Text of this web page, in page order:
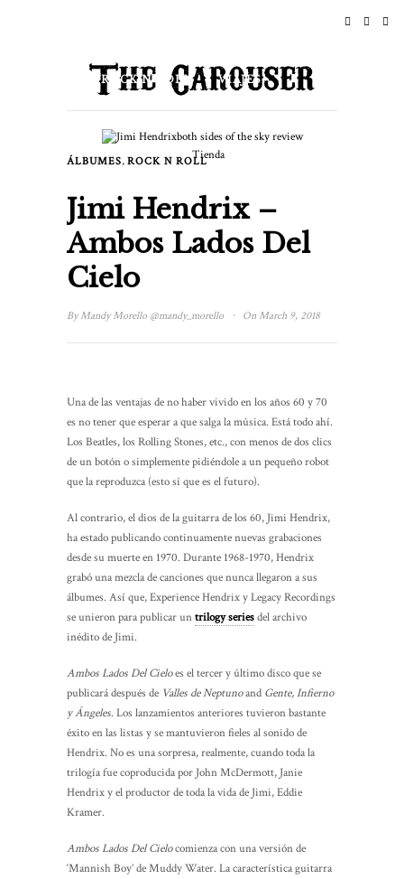
ROCK N ROLL VIAJES
EVENTOS
Tienda
ÁLBUMES, ROCK N ROLL
Jimi Hendrix –
Ambos Lados Del
Cielo
ByMandy Morello @mandy_morello · On March 9, 2018
Una de las ventajas de no haber vivido en los años 60 y 70
es no tener que esperar a que salga la música. Está todo ahí.
Los Beatles, los Rolling Stones, etc., con menos de dos clics
de un botón o simplemente pidiéndole a un pequeño robot
que la reproduzca (esto sí que es el futuro).
Al contrario, el dios de la guitarra de los 60, Jimi Hendrix,
ha estado publicando continuamente nuevas grabaciones
desde su muerte en 1970. Durante 1968-1970, Hendrix
grabó una mezcla de canciones que nunca llegaron a sus
álbumes. Así que, Experience Hendrix y Legacy Recordings
se unieron para publicar untrilogy seriesdel archivo
inédito de Jimi.
Ambos Lados Del Cieloes el tercer y último disco que se
publicará después de Valles de Neptunoand Gente, Infierno
y Ángeles. Los lanzamientos anteriores tuvieron bastante
éxito en las listas y se mantuvieron fieles al sonido de
Hendrix. No es una sorpresa, realmente, cuando toda la
trilogía fue coproducida por John McDermott, Janie
Hendrix y el productor de toda la vida de Jimi, Eddie
Kramer.
Ambos Lados Del Cielocomienza con una versión de
‘Mannish Boy’ de Muddy Water. La característica guitarra